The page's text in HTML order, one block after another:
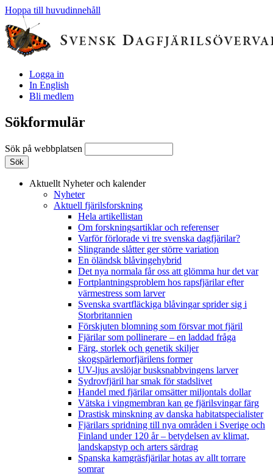
Hoppa till huvudinnehåll
Logga in
In English
Bli medlem
Sökformulär
Sök på webbplatsen
Aktuellt Nyheter och kalender
Nyheter
Aktuell fjärilsforskning
Hela artikellistan
Om forskningsartiklar och referenser
Varför förlorade vi tre svenska dagfjärilar?
Slingrande slåtter ger större variation
En öländsk blåvingehybrid
Det nya normala får oss att glömma hur det var
Fortplantningsproblem hos rapsfjärilar efter
värmestress som larver
Svenska svartfläckiga blåvingar sprider sig i
Storbritannien
Förskjuten blomning som försvar mot fjäril
Fjärilar som pollinerare – en laddad fråga
Färg, storlek och genetik skiljer
skogspärlemorfjärilens former
UV-ljus avslöjar busksnabbvingens larver
Sydrovfjäril har smak för stadslivet
Handel med fjärilar omsätter miljontals dollar
Vätska i vingmembran kan ge fjärilsvingar färg
Drastisk minskning av danska habitatspecialister
Fjärilars spridning till nya områden i Sverige och
Finland under 120 år– betydelsen av klimat,
landskapstyp och arters särdrag
Spanska kamgräsfjärilar hotas av allt torrare
somrar